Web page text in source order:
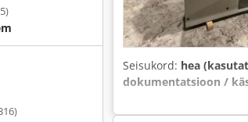
Seisukord: hea
dokumentatsioon /